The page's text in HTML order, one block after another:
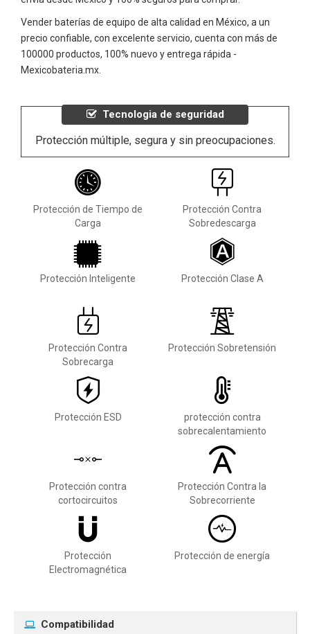
Vender baterías de equipo de alta calidad en México, a un
precio confiable, con excelente servicio, cuenta con más de
100000 productos, 100% nuevo y entrega rápida -
Mexicobateria.mx.
Tecnologia de seguridad
Protección múltiple, segura y sin preocupaciones.
Protección de Tiempo de
Carga
Protección Contra
Sobredescarga
Protección Inteligente Protección Clase A
Protección Contra
Sobrecarga
Protección Sobretensión
Protección ESD
protección contra
sobrecalentamiento
Protección contra
cortocircuitos
Protección Contra la
Sobrecorriente
Protección
Electromagnética
Protección de energía
Compatibilidad